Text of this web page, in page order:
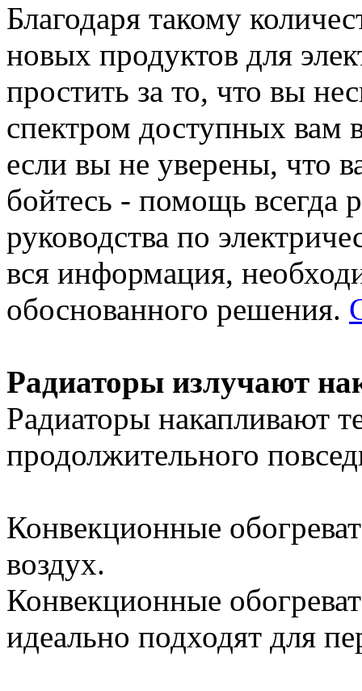
Благодаря такому
новых продуктов для
простить за то, что вы
спектром доступных вам
если вы не уверены, что
бойтесь - помощь всегда
руководства по
вся информация,
обоснованного решения.
Радиаторы излучают
Радиаторы накапливают
продолжительного
Конвекционные
воздух.
Конвекционные
идеально подходят для